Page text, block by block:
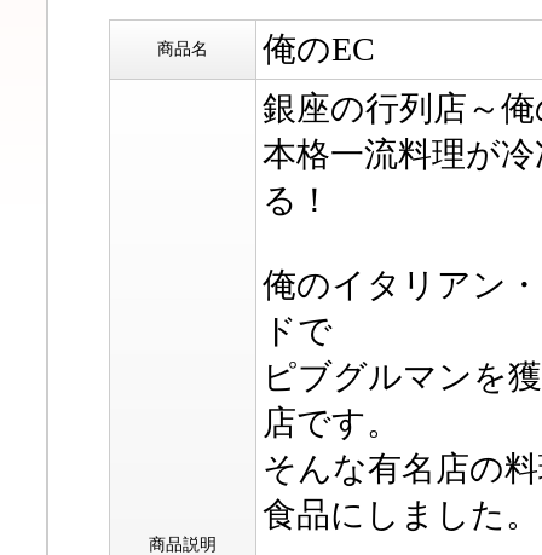
商品名 俺のEC
商品説明
銀座の行列店～
本格一流料理が
る！
俺のイタリアン
ドで
ピブグルマンを
店です。
そんな有名店の
食品にしました。